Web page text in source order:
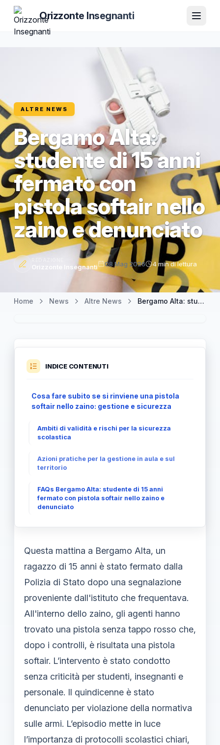
Orizzonte Insegnanti
ALTRE NEWS
Bergamo Alta:
studente di 15 anni
fermato con
pistola softair nello
zaino e denunciato
Orizzonte Insegnanti 08 Mag 2026 4 min di lettura
Home News Altre News Bergamo Alta: studente di 15 anni fermato con pistola softair nello zaino e denunciato
INDICE CONTENUTI
Cosa fare subito se si rinviene una pistola
softair nello zaino: gestione e sicurezza
Ambiti di validità e rischi per la sicurezza
scolastica
Azioni pratiche per la gestione in aula e sul
territorio
FAQs Bergamo Alta: studente di 15 anni
fermato con pistola softair nello zaino e
denunciato
Questa mattina a Bergamo Alta, un
ragazzo di 15 anni è stato fermato dalla
Polizia di Stato dopo una segnalazione
proveniente dall'istituto che frequentava.
All'interno dello zaino, gli agenti hanno
trovato una pistola senza tappo rosso che,
dopo i controlli, è risultata una pistola
softair. L’intervento è stato condotto
senza criticità per studenti, insegnanti e
personale. Il quindicenne è stato
denunciato per violazione della normativa
sulle armi. L’episodio mette in luce
l’importanza di protocolli scolastici chiari,